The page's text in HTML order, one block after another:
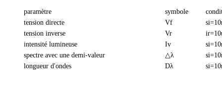
paramètre symbole
tension directe
Vf
tension inverse
Vr
intensité lumineuse
Iv
spectre avec une demi-valeur
△λ
longueur d'ondes
Dλ